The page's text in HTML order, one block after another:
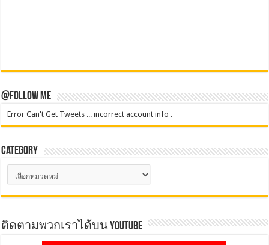
@Follow Me
Error Can't Get Tweets ... incorrect account info .
Category
Category
ติดตามพวกเราได้บน YOUTUBE